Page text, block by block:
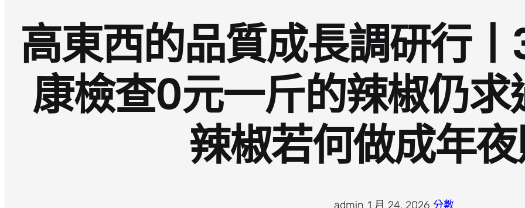
高東西的品質成長調研行
康檢查0元一斤的辣椒仍
辣椒若何做成年
admin 1 月 24, 2026· 分數